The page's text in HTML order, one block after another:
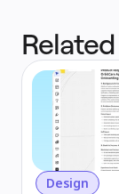
Design